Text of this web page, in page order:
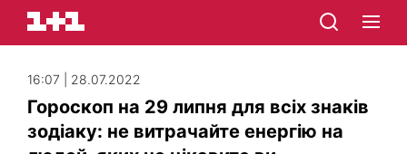
16:07 | 28.07.2022
Гороскоп на 29 липня для всіх знаків
зодіаку: не витрачайте енергію на